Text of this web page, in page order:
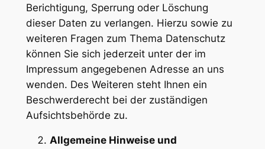
Berichtigung, Sperrung oder Löschung
dieser Daten zu verlangen. Hierzu sowie zu
weiteren Fragen zum Thema Datenschutz
können Sie sich jederzeit unter der im
Impressum angegebenen Adresse an uns
wenden. Des Weiteren steht Ihnen ein
Beschwerderecht bei der zuständigen
Aufsichtsbehörde zu.
Allgemeine Hinweise und